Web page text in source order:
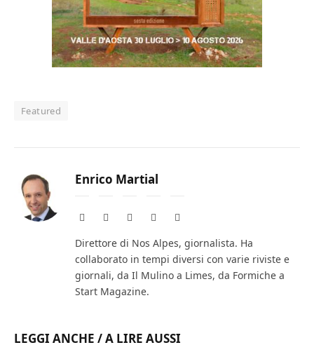
Featured
Enrico Martial
Website Facebook Instagram
Direttore di Nos Alpes, giornalista. Ha
collaborato in tempi diversi con varie riviste e
giornali, da Il Mulino a Limes, da Formiche a
Start Magazine.
LEGGI ANCHE / A LIRE AUSSI